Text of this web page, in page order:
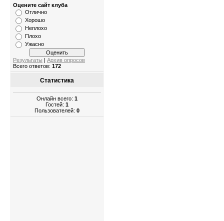
Оцените сайт клуба
Отлично
Хорошо
Неплохо
Плохо
Ужасно
Результаты | Архив опросов
Всего ответов: 172
Статистика
Онлайн всего: 1
Гостей: 1
Пользователей: 0